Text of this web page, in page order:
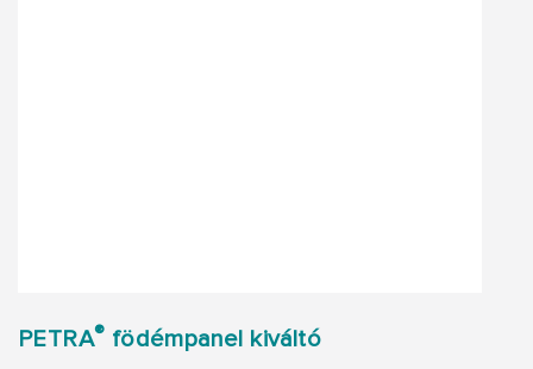
PETRA® födémpanel kiváltó